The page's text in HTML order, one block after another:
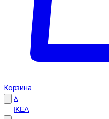
Корзина
A
IKEA